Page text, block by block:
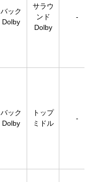
バック
Dolby
サラウ
ンド
Dolby
-
バック
Dolby
トップ
ミドル
-